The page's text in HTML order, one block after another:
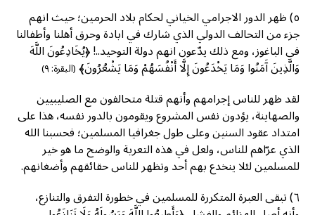
٥) ظهر الدور الاجرامي الخياني لحكام بلاد الحرمين؛ حيث انهم
جزء من التحالف الدولي الذي شارك في ابادة وحرق أهلنا وأطفالنا
في الباغوز، ومع ذلك يدّعون انهم دولة التوحيد..! ﴿يُخَادِعُونَ اللَّهَ
وَالَّذِينَ آَمَنُوا وَمَا يَخْدَعُونَ إِلَّا أَنْفُسَهُمْ وَمَا يَشْعُرُونَ﴾(البقرة: ٩)
لقد ظهر للناس إجرامهم وأنهم قتلة متحالفون مع الصليبيين
والصهاينة، يؤدون نفس المشروع ويقومون بالدور نفسه، هذا على
امتداد عقود السنين وعلى طول جغرافيا المسلمين؛ فحسبنا الله
الذي عرّاهم للناس، ولعل في هذه التعرية والوضح ما هو خير
للمسلمين لئلا ينخدع بهم أحد وتظهر للناس حقائقهم وأضغانهم.
٦) تبقى العبرة المتكررة للمسلمين في خطورة التفرق والتنازع،